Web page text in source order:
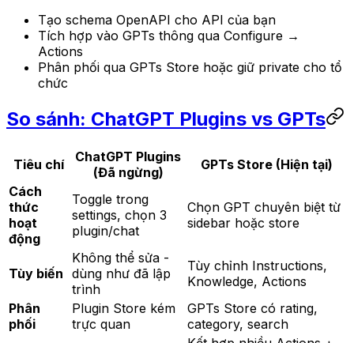
Tạo schema OpenAPI cho API của bạn
Tích hợp vào GPTs thông qua Configure →
Actions
Phân phối qua GPTs Store hoặc giữ private cho tổ
chức
So sánh: ChatGPT Plugins vs GPTs
Tiêu chí
ChatGPT Plugins
(Đã ngừng)
GPTs Store (Hiện tại)
Cách
thức
hoạt
động
Toggle trong
settings, chọn 3
plugin/chat
Chọn GPT chuyên biệt từ
sidebar hoặc store
Tùy biến
Không thể sửa -
dùng như đã lập
trình
Tùy chỉnh Instructions,
Knowledge, Actions
Phân
phối
Plugin Store kém
trực quan
GPTs Store có rating,
category, search